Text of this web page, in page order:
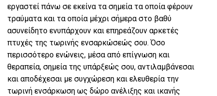
εργαστεί πάνω σε εκείνα τα σηµεία τα οποία φέρουν
τραύµατα και τα οποία µέχρι σήµερα στο βαθύ
ασυνείδητο ενυπάρχουν και επηρεάζουν αρκετές
πτυχές της τωρινής ενσαρκώσεώς σου. Όσο
περισσότερο ενώνεις, µέσα από επίγνωση και
θεραπεία, σηµεία της υπάρξεώς σου, αντιλαµβάνεσαι
και αποδέχεσαι µε συγχώρεση και ελευθερία την
τωρινή ενσάρκωση ως δώρο ανέλιξης και ικανής